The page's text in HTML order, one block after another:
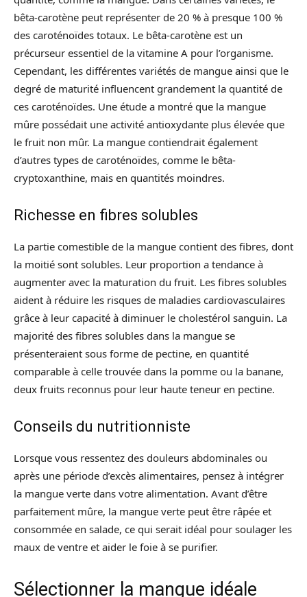
bêta-carotène peut représenter de 20 % à presque 100 %
des caroténoïdes totaux. Le bêta-carotène est un
précurseur essentiel de la vitamine A pour l’organisme.
Cependant, les différentes variétés de mangue ainsi que le
degré de maturité influencent grandement la quantité de
ces caroténoïdes. Une étude a montré que la mangue
mûre possédait une activité antioxydante plus élevée que
le fruit non mûr. La mangue contiendrait également
d’autres types de caroténoïdes, comme le bêta-
cryptoxanthine, mais en quantités moindres.
Richesse en fibres solubles
La partie comestible de la mangue contient des fibres, dont
la moitié sont solubles. Leur proportion a tendance à
augmenter avec la maturation du fruit. Les fibres solubles
aident à réduire les risques de maladies cardiovasculaires
grâce à leur capacité à diminuer le cholestérol sanguin. La
majorité des fibres solubles dans la mangue se
présenteraient sous forme de pectine, en quantité
comparable à celle trouvée dans la pomme ou la banane,
deux fruits reconnus pour leur haute teneur en pectine.
Conseils du nutritionniste
Lorsque vous ressentez des douleurs abdominales ou
après une période d’excès alimentaires, pensez à intégrer
la mangue verte dans votre alimentation. Avant d’être
parfaitement mûre, la mangue verte peut être râpée et
consommée en salade, ce qui serait idéal pour soulager les
maux de ventre et aider le foie à se purifier.
Sélectionner la mangue idéale